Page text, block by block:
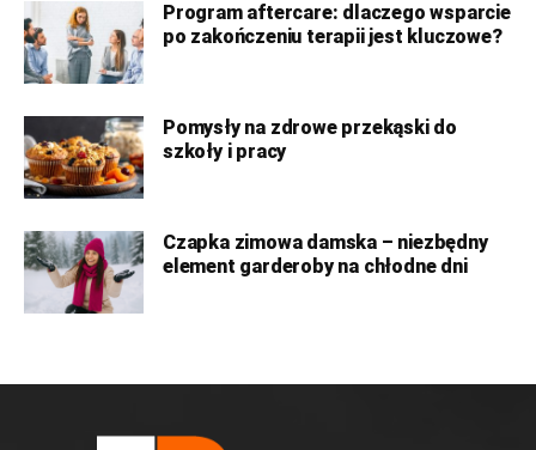
Program aftercare: dlaczego wsparcie
po zakończeniu terapii jest kluczowe?
Pomysły na zdrowe przekąski do
szkoły i pracy
Czapka zimowa damska – niezbędny
element garderoby na chłodne dni